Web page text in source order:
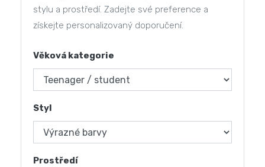
stylu a prostředí. Zadejte své preference a
získejte personalizovaný doporučení.
Věková kategorie
Styl
Prostředí